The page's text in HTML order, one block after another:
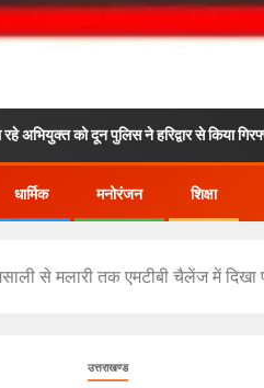
ने हरिद्वार से किया गिरफ्तार
धार्मिक मनोरंजन शिक्षा
से मलारी तक एमटीबी चैलेंज में दिखा
उत्तराखण्ड